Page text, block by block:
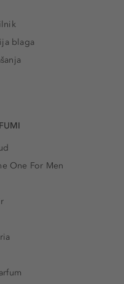
blaga
One For Men